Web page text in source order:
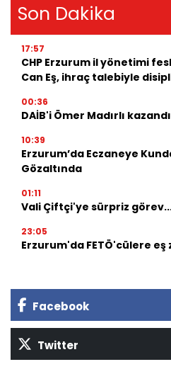
Son Dakika
17:57
CHP Erzurum il yönetimi
Can Eş, ihraç talebiyle
00:36
DAİB'i Ömer Madırlı
10:39
Erzurum’da Eczaneye
Gözaltında
01:11
Vali Çiftçi'ye sürpriz
23:05
Erzurum'da FETÖ'cülere
Facebook
Twitter